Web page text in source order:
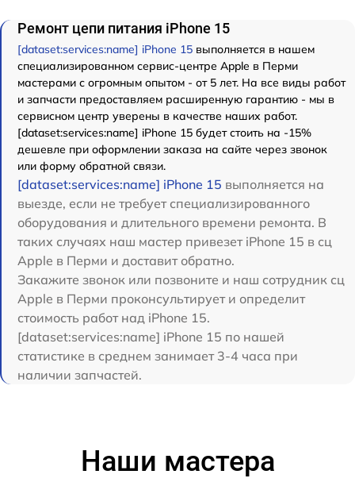
Ремонт цепи питания iPhone 15
[dataset:services:name] iPhone 15 выполняется в нашем
специализированном сервис-центре Apple в Перми
мастерами с огромным опытом - от 5 лет. На все виды работ
и запчасти предоставляем расширенную гарантию - мы в
сервисном центр уверены в качестве наших работ.
[dataset:services:name] iPhone 15 будет стоить на -15%
дешевле при оформлении заказа на сайте через звонок
или форму обратной связи.
[dataset:services:name] iPhone 15 выполняется на
выезде, если не требует специализированного
оборудования и длительного времени ремонта. В
таких случаях наш мастер привезет iPhone 15 в сц
Apple в Перми и доставит обратно.
Закажите звонок или позвоните и наш сотрудник сц
Apple в Перми проконсультирует и определит
стоимость работ над iPhone 15.
[dataset:services:name] iPhone 15 по нашей
статистике в среднем занимает 3-4 часа при
наличии запчастей.
Наши мастера